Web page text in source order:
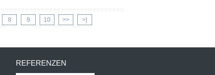
8 9 10 >> >|
REFERENZEN